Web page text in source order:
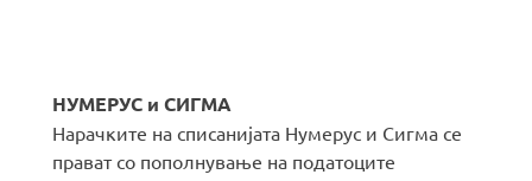
НУМЕРУС и СИГМА
Нарачките на списанијата Нумерус и Сигма се
прават со пополнување на податоците